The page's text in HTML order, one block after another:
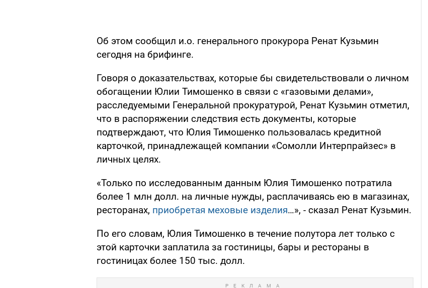
Об этом сообщил и.о. генерального прокурора Ренат Кузьмин
сегодня на брифинге.
Говоря о доказательствах, которые бы свидетельствовали о личном
обогащении Юлии Тимошенко в связи с «газовыми делами»,
расследуемыми Генеральной прокуратурой, Ренат Кузьмин отметил,
что в распоряжении следствия есть документы, которые
подтверждают, что Юлия Тимошенко пользовалась кредитной
карточкой, принадлежащей компании «Сомолли Интерпрайзес» в
личных целях.
«Только по исследованным данным Юлия Тимошенко потратила
более 1 млн долл. на личные нужды, расплачиваясь ею в магазинах,
ресторанах, приобретая меховые изделия…», - сказал Ренат Кузьмин.
По его словам, Юлия Тимошенко в течение полутора лет только с
этой карточки заплатила за гостиницы, бары и рестораны в
гостиницах более 150 тыс. долл.